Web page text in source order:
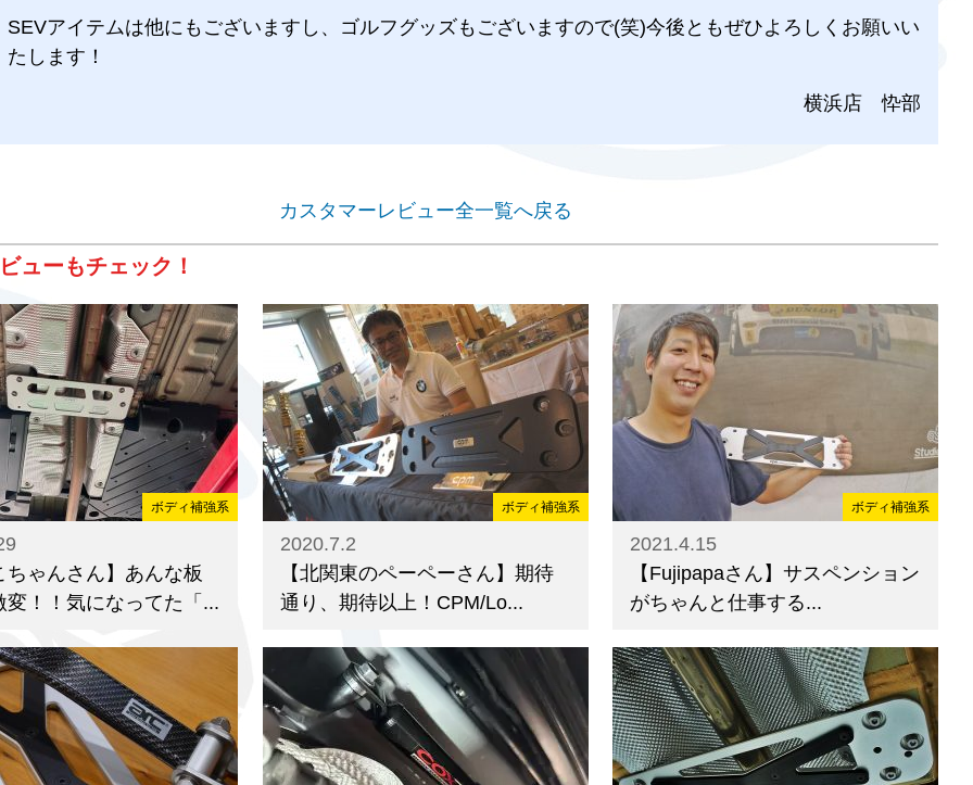
SEVアイテムは他にもございますし、ゴルフグッズもございますので(笑)今後ともぜひよろしくお願いい
たします！
横浜店 忰部
カスタマーレビュー全一覧へ戻る
ューもチェック！
ボディ補強系
ちゃんさん】あんな板
変！！気になってた「...
ボディ補強系
2020.7.2
【北関東のペーペーさん】期待
通り、期待以上！CPM/Lo...
ボディ補強系
2021.4.15
【Fujipapaさん】サスペンション
がちゃんと仕事する...